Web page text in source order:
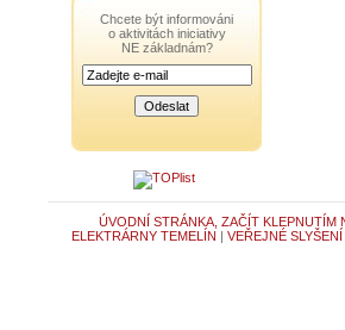
Chcete být informováni
o aktivitách iniciativy
NE základnám?
ÚVODNÍ STRÁNKA, ZAČÍT KLEPNUTÍM
ELEKTRÁRNY TEMELÍN | VEŘEJNÉ